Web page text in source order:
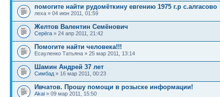
помогите найти рудомёткину евгению 1975 г.р с.алгасово
леха » 04 июн 2011, 01:59
Желтов Валентин Семёнович
Серёга » 24 апр 2011, 21:42
Помогите найти человека!!!
Есауленко Татьяна » 25 мар 2011, 13:14
Шамин Андрей 37 лет
Симбад » 16 мар 2011, 00:23
Ивчатов. Прошу помощи в розыске информации!
Akai » 09 мар 2011, 15:50